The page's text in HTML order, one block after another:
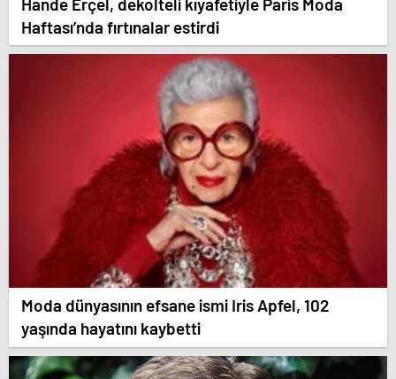
Haftası’nda fırtınalar estirdi
Moda dünyasının efsane ismi Iris Apfel, 102
yaşında hayatını kaybetti